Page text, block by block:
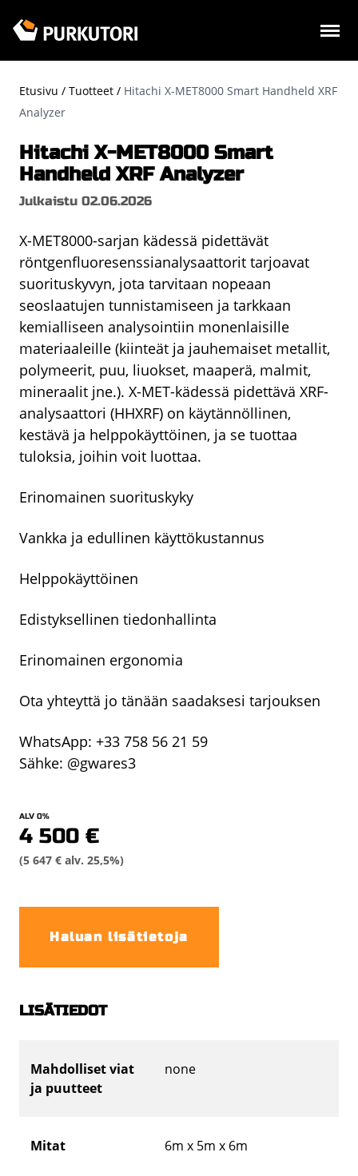
pääsisältöön
Murupolku
Etusivu Tuotteet
Hitachi X-MET8000 Smart Handheld XRF
Analyzer
Hitachi X-MET8000 Smart
Handheld XRF Analyzer
Julkaistu 02.06.2026
X-MET8000-sarjan kädessä pidettävät
röntgenfluoresenssianalysaattorit tarjoavat
suorituskyvyn, jota tarvitaan nopeaan
seoslaatujen tunnistamiseen ja tarkkaan
kemialliseen analysointiin monenlaisille
materiaaleille (kiinteät ja jauhemaiset metallit,
polymeerit, puu, liuokset, maaperä, malmit,
mineraalit jne.). X-MET-kädessä pidettävä XRF-
analysaattori (HHXRF) on käytännöllinen,
kestävä ja helppokäyttöinen, ja se tuottaa
tuloksia, joihin voit luottaa.
Erinomainen suorituskyky
Vankka ja edullinen käyttökustannus
Helppokäyttöinen
Edistyksellinen tiedonhallinta
Erinomainen ergonomia
Ota yhteyttä jo tänään saadaksesi tarjouksen
WhatsApp: +33 758 56 21 59
Sähke: @gwares3
ALV 0%
4 500 €
(5 647 € alv. 25,5%)
Haluan lisätietoja
LISÄTIEDOT
Mahdolliset viat
ja puutteet
none
Mitat 6m x 5m x 6m